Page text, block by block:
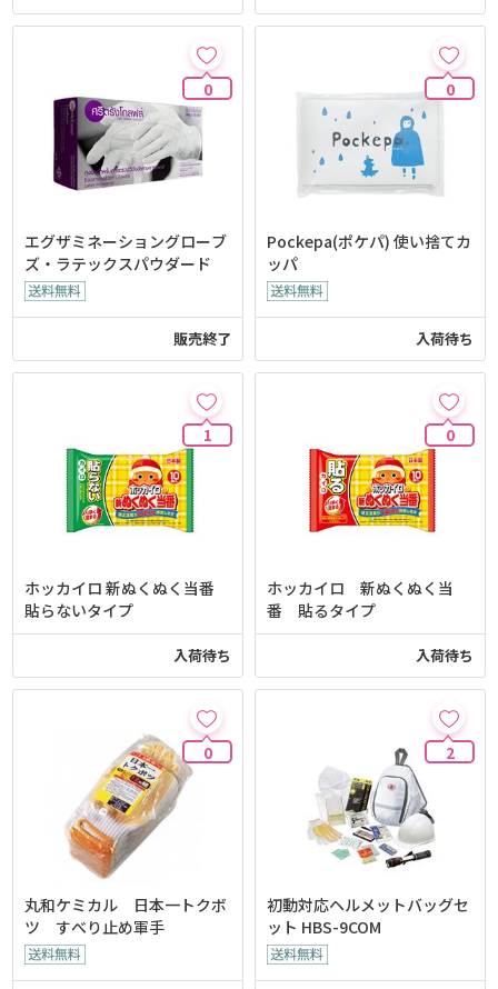
0
エグザミネーショングローブ
ズ・ラテックスパウダード
販売終了
0
Pockepa(ポケパ) 使い捨てカ
ッパ
入荷待ち
1
ホッカイロ 新ぬくぬく当番
貼らないタイプ
入荷待ち
0
ホッカイロ 新ぬくぬく当
番 貼るタイプ
入荷待ち
0
丸和ケミカル 日本一トクボ
ツ すべり止め軍手
2
初動対応ヘルメットバッグセ
ット HBS-9COM